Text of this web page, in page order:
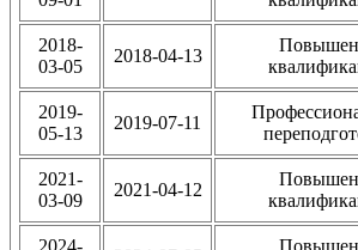
2018-
03-05
2018-04-13
2019-
05-13
2019-07-11
2021-
03-09
2021-04-12
2024-